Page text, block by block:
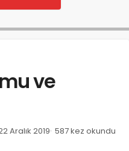
ve
Aralık 2019 587 kez okundu